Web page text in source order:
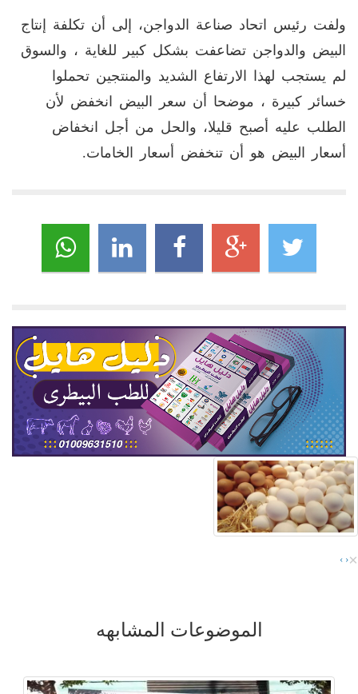
ولفت رئيس اتحاد صناعة الدواجن، إلى أن تكلفة إنتاج
البيض والدواجن تضاعفت بشكل كبير للغاية ، والسوق
لم يستجب لهذا الارتفاع الشديد والمنتجين تحملوا
خسائر كبيرة ، موضحا أن سعر البيض انخفض لأن
الطلب عليه أصبح قليلا، والحل من أجل انخفاض
أسعار البيض هو أن تنخفض أسعار الخامات.
‹
› ×
الموضوعات المشابهه